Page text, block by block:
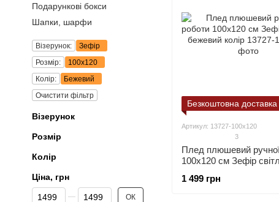
Безкоштовна доставка
Артикул: 13727-100х120
3
Плед плюшевий
100х120 см Зефір
1 499 грн
Подарункові бокси
Шапки, шарфи
Візерунок:
Зефір
Розмір:
100х120
Колір:
Бежевий
Очистити фільтр
Візерунок
Розмір
Колір
Ціна, грн
Від Ціна, грн
До Ціна, грн ОК